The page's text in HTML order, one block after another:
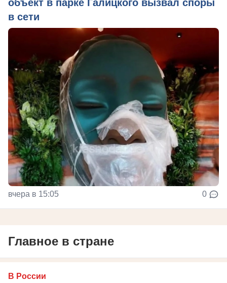
объект в парке Галицкого вызвал споры
в сети
вчера в 15:05 0
Главное в стране
В России